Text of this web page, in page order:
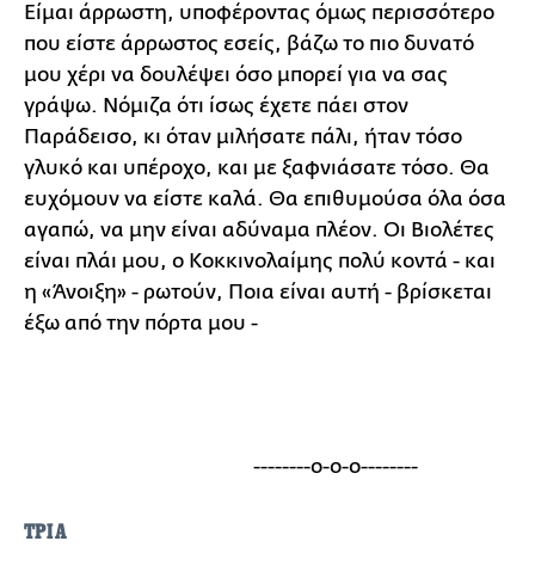
Είμαι άρρωστη, υποφέροντας όμως περισσότερο
που είστε άρρωστος εσείς, βάζω το πιο δυνατό
μου χέρι να δουλέψει όσο μπορεί για να σας
γράψω. Νόμιζα ότι ίσως έχετε πάει στον
Παράδεισο, κι όταν μιλήσατε πάλι, ήταν τόσο
γλυκό και υπέροχο, και με ξαφνιάσατε τόσο. Θα
ευχόμουν να είστε καλά. Θα επιθυμούσα όλα όσα
αγαπώ, να μην είναι αδύναμα πλέον. Οι Βιολέτες
είναι πλάι μου, ο Κοκκινολαίμης πολύ κοντά - και
η «Άνοιξη» - ρωτούν, Ποια είναι αυτή - βρίσκεται
έξω από την πόρτα μου -
--------ο-ο-ο--------
ΤΡΙΑ